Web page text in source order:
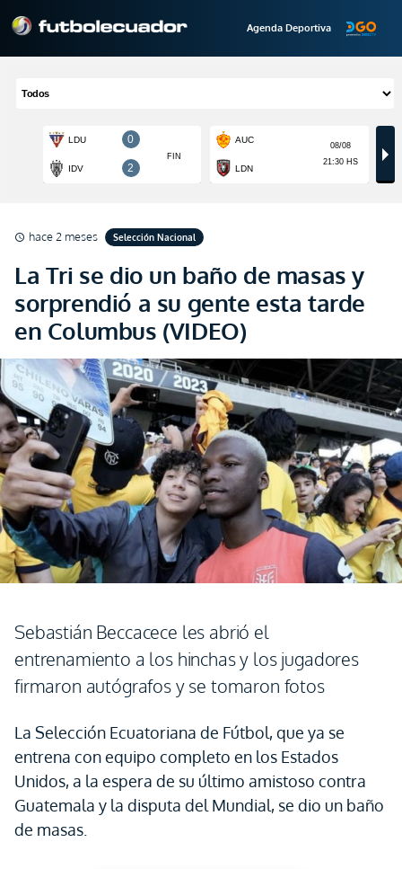
Agenda Deportiva
schedule hace 2 meses Selección Nacional
La Tri se dio un baño de masas y
sorprendió a su gente esta tarde
en Columbus (VIDEO)
Sebastián Beccacece les abrió el
entrenamiento a los hinchas y los jugadores
firmaron autógrafos y se tomaron fotos
La Selección Ecuatoriana de Fútbol, que ya se
entrena con equipo completo en los Estados
Unidos, a la espera de su último amistoso contra
Guatemala y la disputa del Mundial, se dio un baño
de masas.